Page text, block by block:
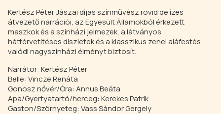
Kertész Péter Jászai díjas színművész rövid de ízes
átvezető narrációi, az Egyesült Államokból érkezett
maszkok és a színházi jelmezek, a látványos
háttérvetítéses díszletek és a klasszikus zenei aláfestés
valódi nagyszínházi élményt biztosít.
Narrátor: Kertész Péter
Belle: Vincze Renáta
Gonosz nővér/Óra: Annus Beáta
Apa/Gyertyatartó/herceg: Kerekes Patrik
Gaston/Szörnyeteg: Vass Sándor Gergely